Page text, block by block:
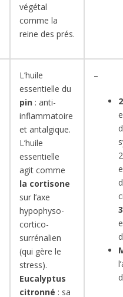
végétal
comme la
reine des prés.
L’huile
essentielle du
pin: anti-
inflammatoire
et antalgique.
L’huile
essentielle
agit comme
la cortisone
sur l’axe
hypophyso-
cortico-
surrénalien
(qui gère le
stress).
Eucalyptus
citronné : sa
–